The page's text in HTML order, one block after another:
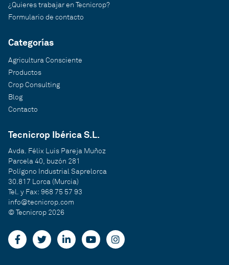
¿Quieres trabajar en Tecnicrop?
Formulario de contacto
Categorías
Agricultura Consciente
Productos
Crop Consulting
Blog
Contacto
Tecnicrop Ibérica S.L.
Avda. Félix Luis Pareja Muñoz
Parcela 40, buzón 281
Polígono Industrial Saprelorca
30.817 Lorca (Murcia)
Tel. y Fax: 968 75 57 93
info@tecnicrop.com
© Tecnicrop 2026